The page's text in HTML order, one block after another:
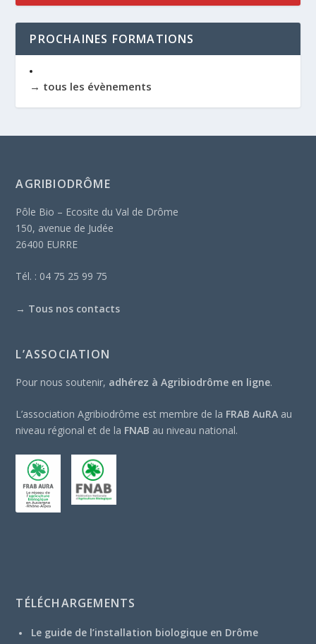
PROCHAINES FORMATIONS
→ tous les évènements
AGRIBIODRÔME
Pôle Bio – Ecosite du Val de Drôme
150, avenue de Judée
26400 EURRE
Tél. : 04 75 25 99 75
→ Tous nos contacts
L’ASSOCIATION
Pour nous soutenir, adhérez à Agribiodrôme en ligne.
L’association Agribiodrôme est membre de la FRAB AuRA au
niveau régional et de la FNAB au niveau national.
TÉLÉCHARGEMENTS
Le guide de l’installation biologique en Drôme